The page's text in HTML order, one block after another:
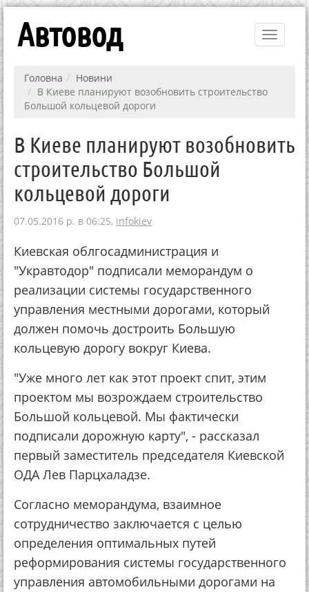
Toggle
Автовод
Головна
Новини
В Киеве планируют возобновить строительство
Большой кольцевой дороги
В Киеве планируют возобновить
строительство Большой
кольцевой дороги
07.05.2016 р. в 06:25, infokiev
Киевская облгосадминистрация и
"Укравтодор" подписали меморандум о
реализации системы государственного
управления местными дорогами, который
должен помочь достроить Большую
кольцевую дорогу вокруг Киева.
"Уже много лет как этот проект спит, этим
проектом мы возрождаем строительство
Большой кольцевой. Мы фактически
подписали дорожную карту", - рассказал
первый заместитель председателя Киевской
ОДА Лев Парцхаладзе.
Согласно меморандума, взаимное
сотрудничество заключается с целью
определения оптимальных путей
реформирования системы государственного
управления автомобильными дорогами на